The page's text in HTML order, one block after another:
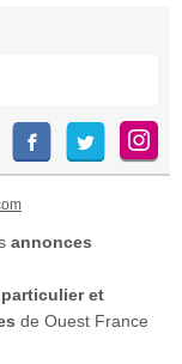
annonces
particulier et
de Ouest France